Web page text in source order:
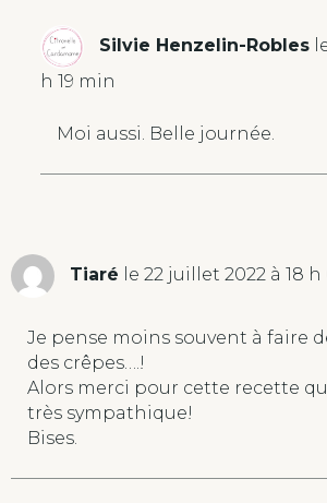
Silvie Henzelin-Robles
h 19 min
Moi aussi. Belle journée.
Tiaré le 22 juillet 2022 à 18
Je pense moins souvent à faire
des crêpes….!
Alors merci pour cette recette
très sympathique!
Bises.